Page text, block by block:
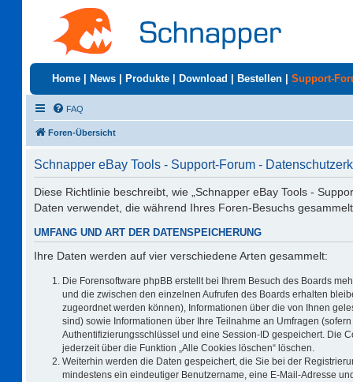
Home News Produkte Download Bestellen Support-
FAQ
Foren-Übersicht
Schnapper eBay Tools - Support-Forum -
Diese Richtlinie beschreibt, wie „Schnapper eBay Tools -
Daten verwendet, die während Ihres Foren-Besuchs
UMFANG UND ART DER DATENSPEICHERUNG
Ihre Daten werden auf vier verschiedene Arten gesammelt:
Die Forensoftware phpBB erstellt bei Ihrem Besuch des Boards
und die zwischen den einzelnen Aufrufen des Boards erhalten
zugeordnet werden können), Informationen über die von Ihnen
sind) sowie Informationen über Ihre Teilnahme an Umfragen
Authentifizierungsschlüssel und eine Session-ID gespeichert. Die
jederzeit über die Funktion „Alle Cookies löschen“ löschen.
Weiterhin werden die Daten gespeichert, die Sie bei der
mindestens ein eindeutiger Benutzername, eine E-Mail-Adresse